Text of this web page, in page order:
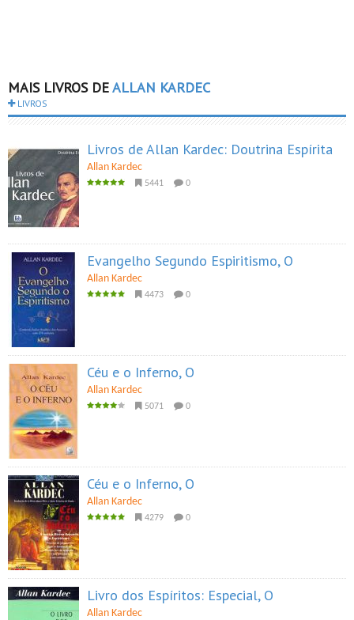
MAIS LIVROS DEALLAN KARDEC
LIVROS
Livros de Allan Kardec: Doutrina Espírita
Allan Kardec
5441 0
Evangelho Segundo Espiritismo, O
Allan Kardec
4473 0
Céu e o Inferno, O
Allan Kardec
5071 0
Céu e o Inferno, O
Allan Kardec
4279 0
Livro dos Espíritos: Especial, O
Allan Kardec